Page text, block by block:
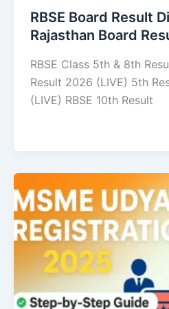
RBSE Board Result
Rajasthan Board
RBSE Class 5th & 8th
Result 2026 (LIVE) 5th
(LIVE) RBSE 10th Result